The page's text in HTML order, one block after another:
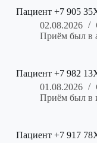
Пациент +7 905
02.08.2026
Приём был в
Пациент +7 982
01.08.2026
Приём был в
Пациент +7 917